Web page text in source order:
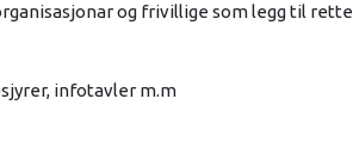
og frivillige som legg til rette
infotavler m.m